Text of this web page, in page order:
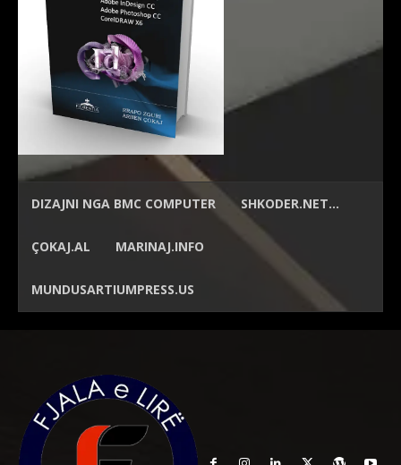
DIZAJNI NGA BMC COMPUTER SHKODER.NET…
ÇOKAJ.AL MARINAJ.INFO
MUNDUSARTIUMPRESS.US